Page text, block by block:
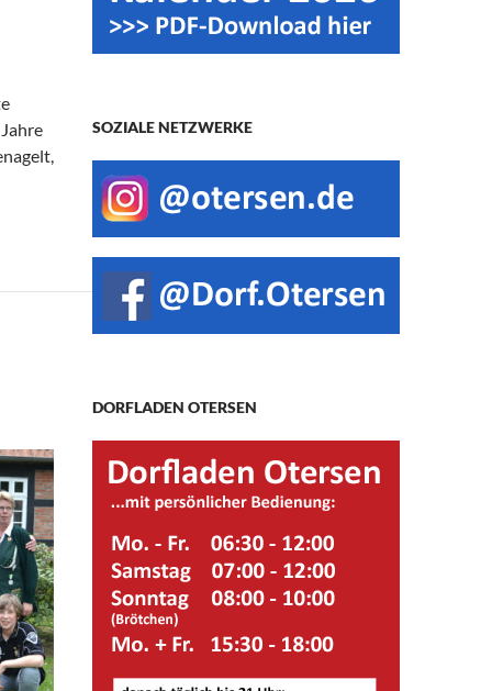
von 1749
SOZIALE NETZWERKE
DORFLADEN OTERSEN